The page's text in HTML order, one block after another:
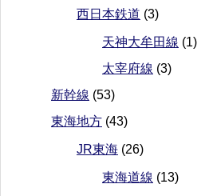
西日本鉄道 (3)
天神大牟田線 (1)
太宰府線 (3)
新幹線 (53)
東海地方 (43)
JR東海 (26)
東海道線 (13)